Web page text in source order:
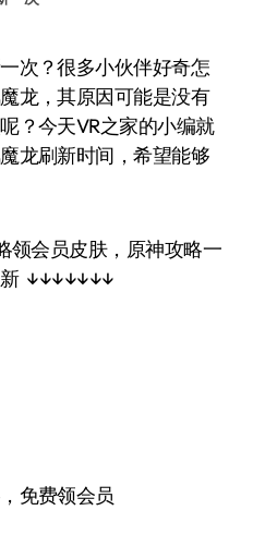
龙，其原因可能是没有
？今天VR之家的小编就
龙刷新时间，希望能够
领会员皮肤，原神攻略一
新 ↓↓↓↓↓↓↓
免费领会员